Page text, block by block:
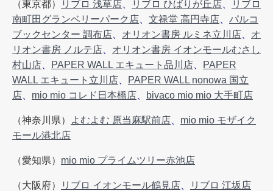
（東京都） リブロ 浅草店 リブロ ひばりが丘店
リブロ
南町田グランベリーパーク店
文禄堂 高円寺店
パルコ
ブックセンター 調布店
オリオン書房 ルミネ立川店
オ
リオン書房 ノルテ店
オリオン書房 イオンモールむさし
村山店
PAPER WALL エキュート品川店
PAPER
WALL エキュート立川店
PAPER WALL nonowa 国立
店
mio mio コレド日本橋店 bivaco mio mio 大手町店
（神奈川県） よむよむ 原当麻駅前店
mio mio モザイク
モール港北店
（愛知県） mio mio プライムツリー赤池店
（大阪府） リブロ イオンモール鶴見店 リブロ 江坂店